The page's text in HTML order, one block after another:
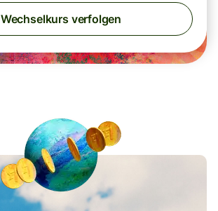
Wechselkurs verfolgen